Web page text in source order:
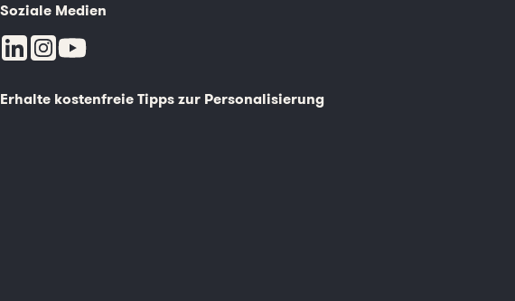
Soziale Medien
Erhalte kostenfreie Tipps zur Personalisierung